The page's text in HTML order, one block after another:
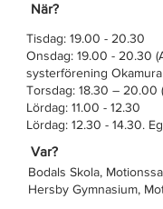
När?
Tisdag: 19.00 - 20.30
Onsdag: 19.00 - 20.30
systerförening Okamura
Torsdag: 18.30 – 20.00
Lördag: 11.00 - 12.30
Lördag: 12.30 - 14.30.
Var?
Bodals Skola,
Hersby Gymnasium,